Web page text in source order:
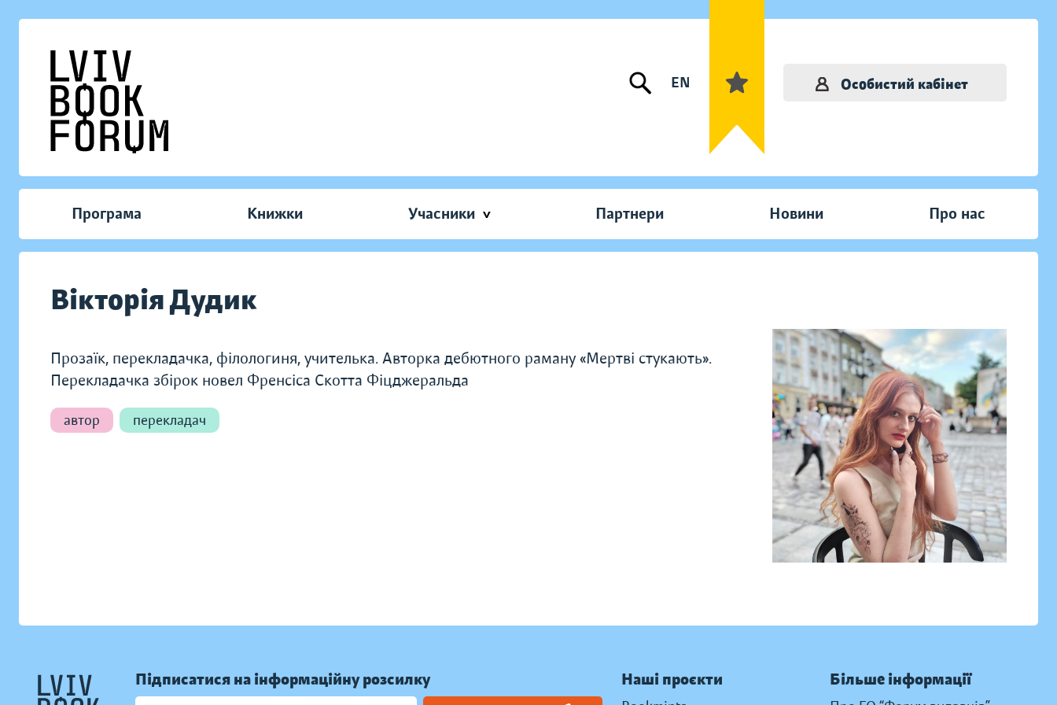
EN Особистий кабінет
Програма Книжки Учасники Партнери Новини Про нас
Вікторія Дудик
Прозаїк, перекладачка, філологиня, учителька. Авторка дебютного раману «Мертві стукають».
Перекладачка збірок новел Френсіса Скотта Фіцджеральда
автор перекладач
Підписатися на інформаційну розсилку Наші проєкти Більше інформації